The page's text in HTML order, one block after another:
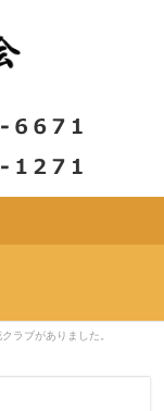
ラブがありました。